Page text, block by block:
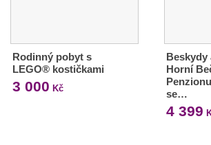
Rodinný pobyt s
LEGO® kostičkami
3 000 Kč
Beskydy
Horní
se…
4 399